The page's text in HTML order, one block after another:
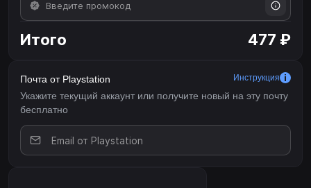
Итого 477 ₽
Почта от Playstation
Укажите текущий аккаунт или получите новый на эту почту
бесплатно
Инструкция